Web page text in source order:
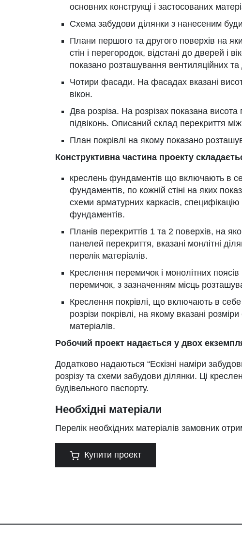
основних конструкці і застосованих
Схема забудови ділянки з нанесеним
Плани першого та другого поверхів на
стін і перегородок, відстані до дверей і
показано розташування вентиляційних
Чотири фасади. На фасадах вказані
вікон.
Два розріза. На розрізах показана висота
підвіконь. Описаний склад перекриття
План покрівлі на якому показано
Конструктивна частина проекту
креслень фундаментів що включають в
фундаментів, по кожній стіні на яких
схеми арматурних каркасів,
фундаментів.
Планів перекриттів 1 та 2 поверхів, на
панелей перекриття, вказані монлітні
перелік матеріалів.
Креслення перемичок і монолітних
перемичок, з зазначенням місць
Креслення покрівлі, що включають в
розрізи покрівлі, на якому вказані
матеріалів.
Робочий проект надається у двох
Додатково надаються “Ескізні наміри
розрізу та схеми забудови ділянки. Ці
будівельного паспорту.
Необхідні матеріали
Перелік необхідних матеріалів замовник
Купити проект